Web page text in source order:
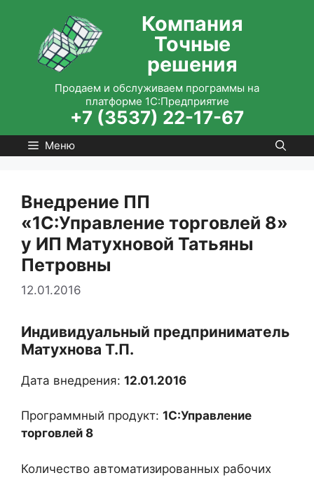
содержимому
Компания
Точные
решения
Продаем и обслуживаем программы на
платформе 1С:Предприятие
+7 (3537) 22-17-67
Меню
Внедрение ПП
«1С:Управление торговлей 8»
у ИП Матухновой Татьяны
Петровны
12.01.2016
Индивидуальный предприниматель
Матухнова Т.П.
Дата внедрения: 12.01.2016
Программный продукт: 1С:Управление
торговлей 8
Количество автоматизированных рабочих